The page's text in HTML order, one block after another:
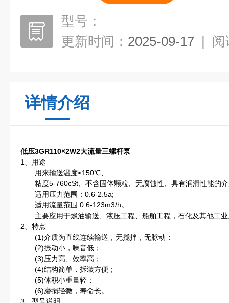
型号：
更新时间： 2025-09-17 | 阅
详情介绍
低压3GR110×2W2大流量三螺杆泵
1、用途
用来输送温度≤150℃、
粘度5-760cSt、不含固体颗粒、无腐蚀性、具有润滑性能的
适用压力范围：0.6-2.5a;
适用流量范围:0.6-123m3/h。
主要应用于燃油输送、液压工程、船舶工程，石化及其他工业
2、特点
(1)介质为直线连续输送，无搅拌，无脉动；
(2)振动小，噪音低；
(3)压力高、效率高；
(4)结构简单，拆装方便；
(5)体积小重量轻；
(6)磨损轻微，寿命长。